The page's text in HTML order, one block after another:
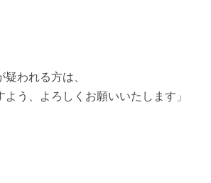
われる方は、
う、よろしくお願いいたします」